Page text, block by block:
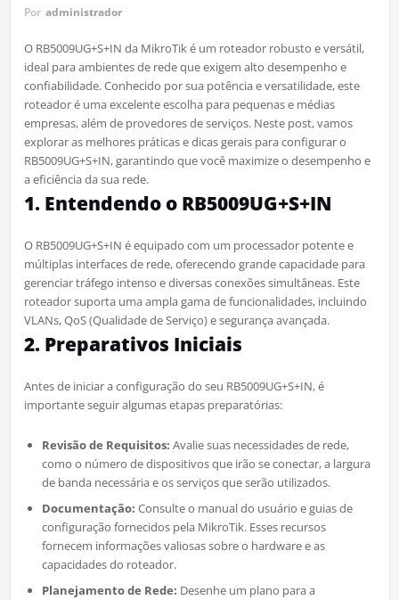
Por administrador
O RB5009UG+S+IN da MikroTik é um roteador robusto e versátil,
ideal para ambientes de rede que exigem alto desempenho e
confiabilidade. Conhecido por sua potência e versatilidade, este
roteador é uma excelente escolha para pequenas e médias
empresas, além de provedores de serviços. Neste post, vamos
explorar as melhores práticas e dicas gerais para configurar o
RB5009UG+S+IN, garantindo que você maximize o desempenho e
a eficiência da sua rede.
1. Entendendo o RB5009UG+S+IN
O RB5009UG+S+IN é equipado com um processador potente e
múltiplas interfaces de rede, oferecendo grande capacidade para
gerenciar tráfego intenso e diversas conexões simultâneas. Este
roteador suporta uma ampla gama de funcionalidades, incluindo
VLANs, QoS (Qualidade de Serviço) e segurança avançada.
2. Preparativos Iniciais
Antes de iniciar a configuração do seu RB5009UG+S+IN, é
importante seguir algumas etapas preparatórias:
Revisão de Requisitos: Avalie suas necessidades de rede,
como o número de dispositivos que irão se conectar, a largura
de banda necessária e os serviços que serão utilizados.
Documentação: Consulte o manual do usuário e guias de
configuração fornecidos pela MikroTik. Esses recursos
fornecem informações valiosas sobre o hardware e as
capacidades do roteador.
Planejamento de Rede: Desenhe um plano para a